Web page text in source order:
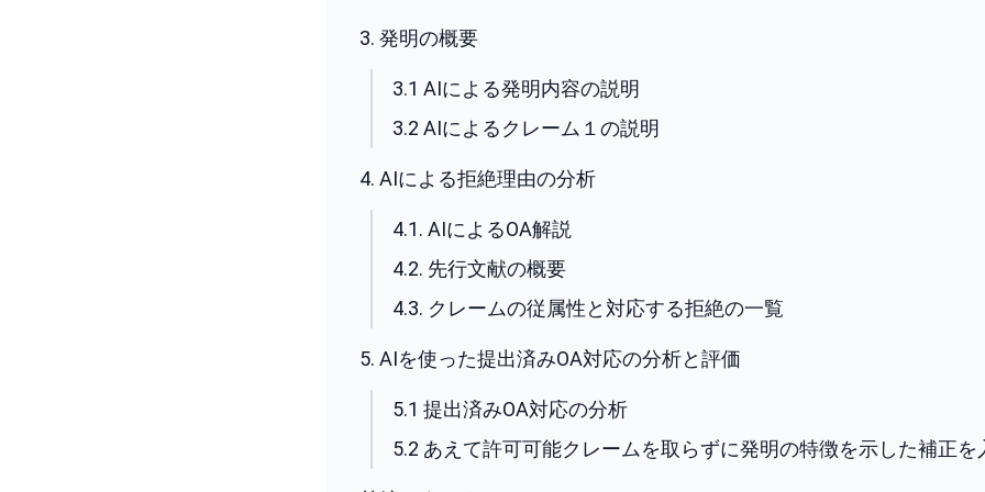
3. 発明の概要
3.1 AIによる発明内容の説明
3.2 AIによるクレーム１の説明
4. AIによる拒絶理由の分析
4.1. AIによるOA解説
4.2. 先行文献の概要
4.3. クレームの従属性と対応する拒絶の一覧
5. AIを使った提出済みOA対応の分析と評価
5.1 提出済みOA対応の分析
5.2 あえて許可可能クレームを取らずに発明の特徴を示した補正を